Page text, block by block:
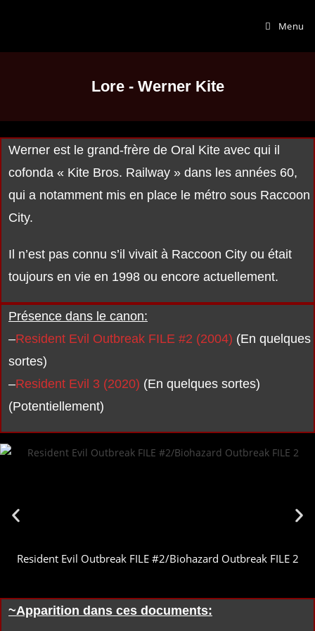
Menu
Lore - Werner Kite
Werner est le grand-frère de Oral Kite avec qui il
cofonda « Kite Bros. Railway » dans les années 60,
qui a notamment mis en place le métro sous Raccoon
City.
Il n’est pas connu s’il vivait à Raccoon City ou était
toujours en vie en 1998 ou encore actuellement.
Présence dans le canon:
–Resident Evil Outbreak FILE #2 (2004) (En quelques
sortes)
–Resident Evil 3 (2020) (En quelques sortes)
(Potentiellement)
Resident Evil Outbreak FILE #2/Biohazard Outbreak FILE 2
~Apparition dans ces documents: